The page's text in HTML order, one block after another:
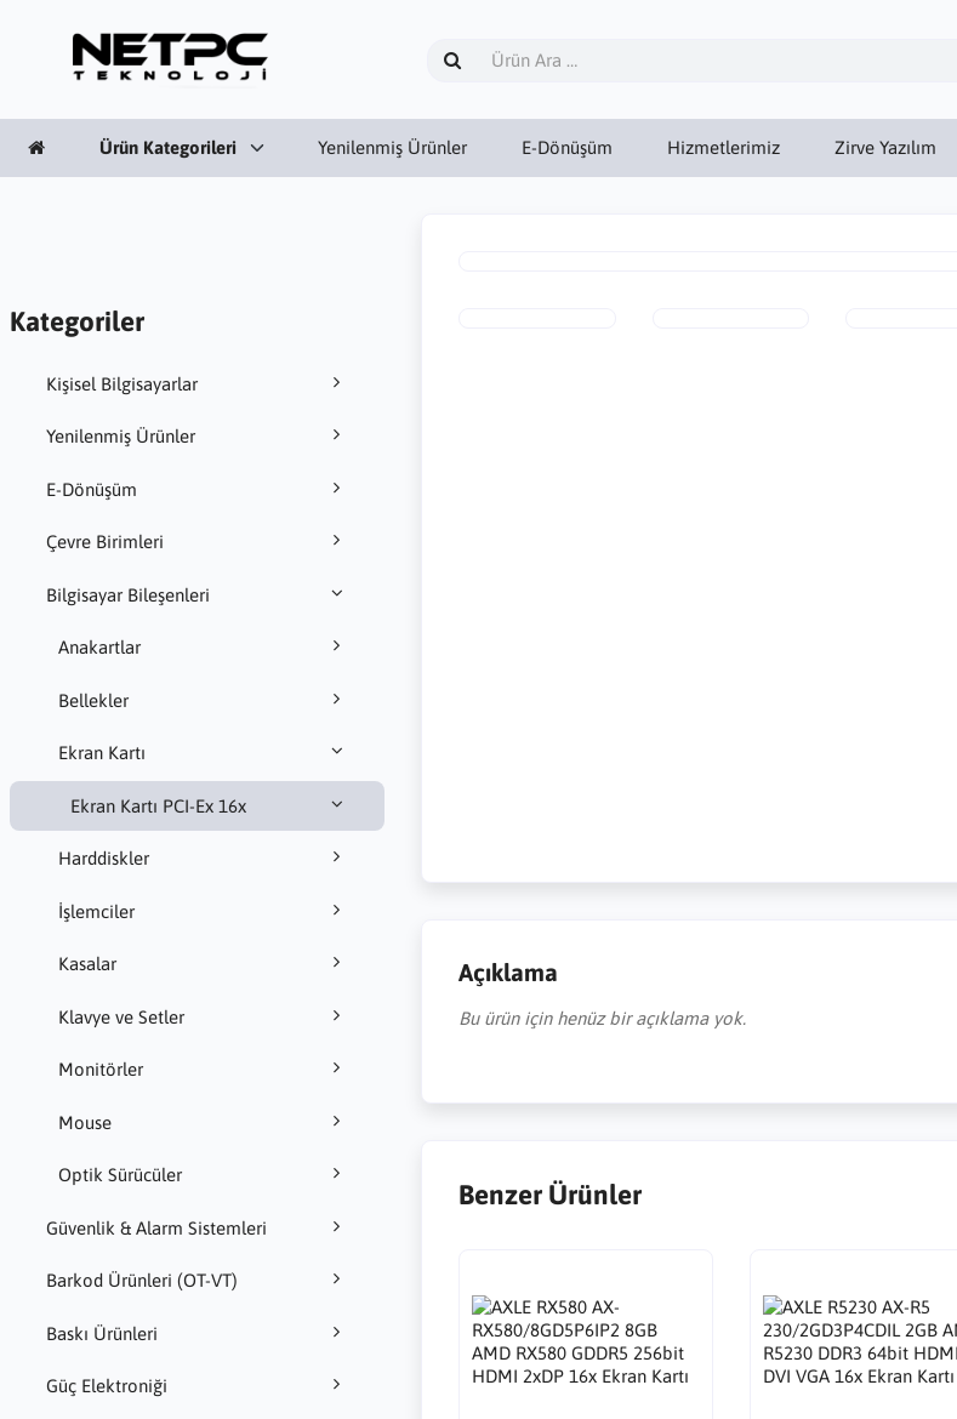
Ürün Kategorileri Yenilenmiş Ürünler E-Dönüşüm Hizmetlerimiz Zirve Yazılım
Kategoriler
Kişisel Bilgisayarlar
Yenilenmiş Ürünler
E-Dönüşüm
Çevre Birimleri
Bilgisayar Bileşenleri
Anakartlar
Bellekler
Ekran Kartı
Ekran Kartı PCI-Ex 16x
Harddiskler
İşlemciler
Kasalar
Klavye ve Setler
Monitörler
Mouse
Optik Sürücüler
Güvenlik & Alarm Sistemleri
Barkod Ürünleri (OT-VT)
Baskı Ürünleri
Güç Elektroniği
Açıklama
Bu ürün için henüz bir açıklama yok.
Benzer Ürünler